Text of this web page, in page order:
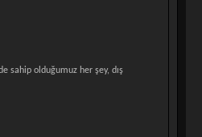
sahip olduğumuz her şey, dış